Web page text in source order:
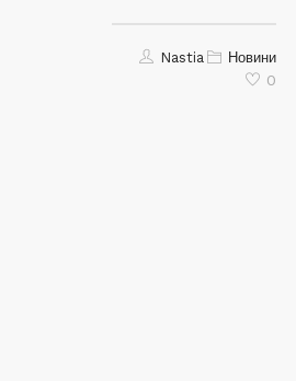
Nastia Новини
0